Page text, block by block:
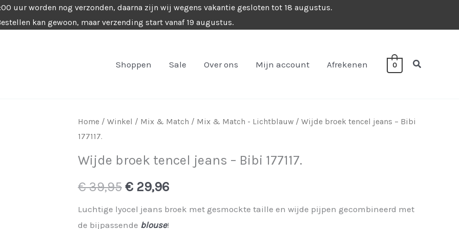
uur worden nog verzonden, daarna zijn wij wegens vakantie gesloten tot 18 augustus.
kan gewoon, maar verzending start vanaf 19 augustus.
Shoppen Sale Over ons Mijn account Afrekenen 0 Zoeken
Home / Winkel / Mix & Match / Mix & Match - Lichtblauw / Wijde broek tencel jeans – Bibi
177117.
Wijde broek tencel jeans – Bibi 177117.
€39,95 Oorspronkelijke
prijs
€ 29,96Huidige
prijs
Luchtige lyocel jeans broek met gesmockte taille en wijde pijpen gecombineerd met
de bijpassende blouse!